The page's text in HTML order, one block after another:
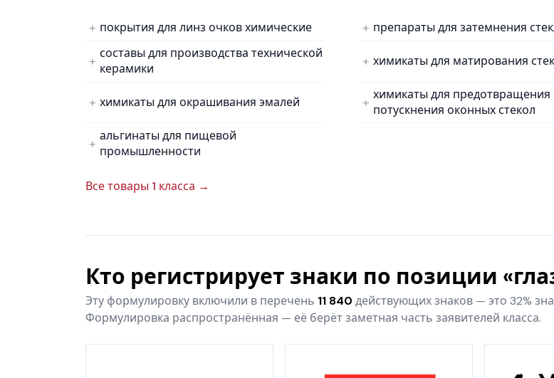
покрытия для линз очков химические препараты для затемнения
составы для производства технической
керамики
химикаты для матирования
химикаты для окрашивания эмалей
химикаты для предотвращения
потускнения оконных стекол
альгинаты для пищевой
промышленности
Все товары 1 класса →
Кто регистрирует знаки по позиции
Эту формулировку включили в перечень 11 840 действующих знаков — это 32%
Формулировка распространённая — её берёт заметная часть заявителей класса.